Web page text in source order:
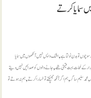
کرتے
سوچوں تو بدن ٹوٹتا ہے,اشک واپس نہیں آنکھوں میں سمایا
کے لمحات بہت قیمتی تھے,جانے والوں کو صدائیں نہیں دیتے
,محمد سلیم ساگر,ہم اگر آنکھ جھپکتے تو خسارا کرتے,ہم نہ ہوتے تو